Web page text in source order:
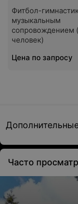
Фитбол-
музыкальным
сопровождением
человек)
Цена по запросу
Часто